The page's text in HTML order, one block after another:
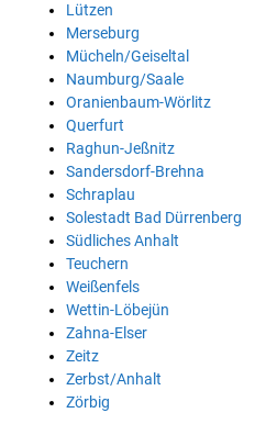
Lützen
Merseburg
Mücheln/Geiseltal
Naumburg/Saale
Oranienbaum-Wörlitz
Querfurt
Raghun-Jeßnitz
Sandersdorf-Brehna
Schraplau
Solestadt Bad Dürrenberg
Südliches Anhalt
Teuchern
Weißenfels
Wettin-Löbejün
Zahna-Elser
Zeitz
Zerbst/Anhalt
Zörbig